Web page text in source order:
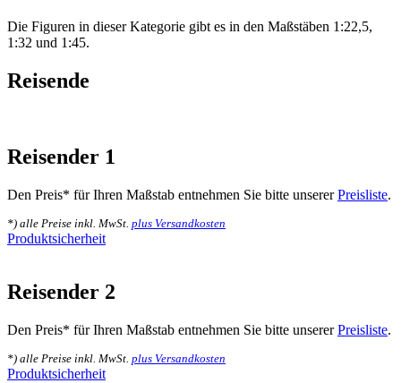
Die Figuren in dieser Kategorie gibt es in den Maßstäben 1:22,5,
1:32 und 1:45.
Reisende
Reisender 1
Den Preis* für Ihren Maßstab entnehmen Sie bitte unsererPreisliste.
*) alle Preise inkl. MwSt. plus Versandkosten
Produktsicherheit
Reisender 2
Den Preis* für Ihren Maßstab entnehmen Sie bitte unsererPreisliste.
*) alle Preise inkl. MwSt. plus Versandkosten
Produktsicherheit